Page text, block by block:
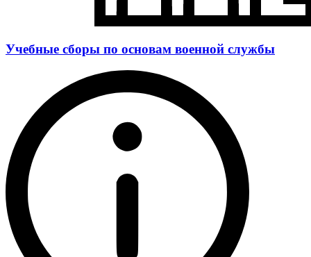
Учебные сборы по основам военной службы